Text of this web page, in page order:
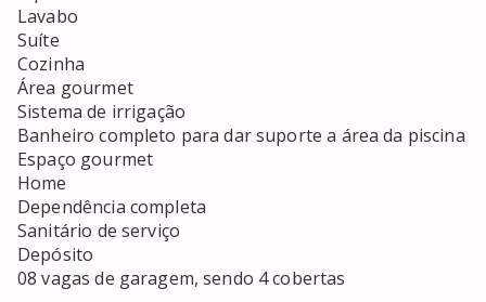
Lavabo
Suíte
Cozinha
Área gourmet
Sistema de irrigação
Banheiro completo para dar suporte a área da piscina
Espaço gourmet
Home
Dependência completa
Sanitário de serviço
Depósito
08 vagas de garagem, sendo 4 cobertas